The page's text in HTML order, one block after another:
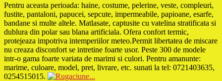
Pentru aceasta perioada: haine, costume, pelerine, veste, compleuri,
fustite, pantaloni, papucei, sepcute, impermeabile, papioane, esarfe,
bandane si multe altele. Matlasate, captusite cu vatelina stratificata si
dublura din polar sau blana artificiala. Ofera confort termic,
protejeaza impotriva intemperiilor meteo.Permit libertatea de miscare
nu creaza disconfort se intretine foarte usor. Peste 300 de modele
intr-o gama foarte variata de marimi si culori. Pentru amanunte:
marime, culoare, model, pret, livrare, etc. sunati la tel: 0721403635,
0254515015.